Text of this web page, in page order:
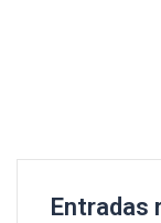
Entradas